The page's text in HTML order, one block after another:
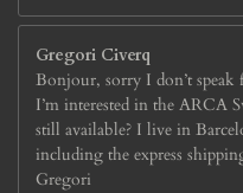
Gregori Civerq
Bonjour, sorry I don’t speak
I’m interested in the ARCA
still available? I live in
including the express
Gregori